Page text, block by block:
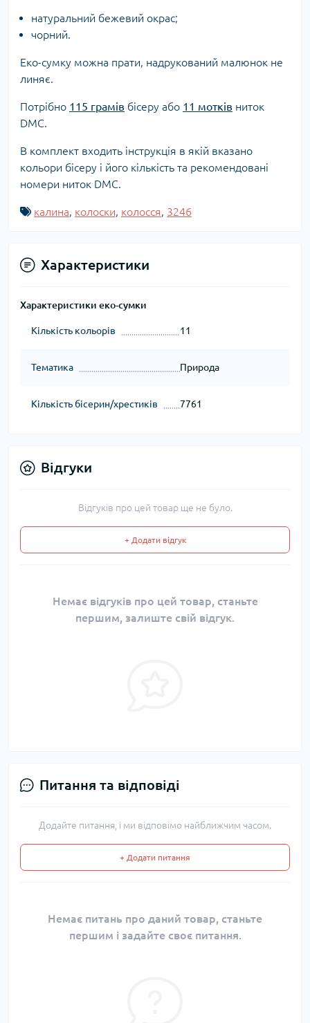
натуральний бежевий окрас;
чорний.
Еко-сумку можна прати, надрукований малюнок не
линяє.
Потрібно 115 грамів бісеру або 11 мотків ниток
DMC.
В комплект входить інструкція в якій вказано
кольори бісеру і його кількість та рекомендовані
номери ниток DMC.
калина, колоски, колосся, 3246
Характеристики
Характеристики еко-сумки
Кількість кольорів 11
Тематика Природа
Кількість бісерин/хрестиків 7761
Відгуки
Відгуків про цей товар ще не було.
+ Додати відгук
Немає відгуків про цей товар, станьте
першим, залиште свій відгук.
Питання та відповіді
Додайте питання, і ми відповімо найближчим часом.
+ Додати питання
Немає питань про даний товар, станьте
першим і задайте своє питання.